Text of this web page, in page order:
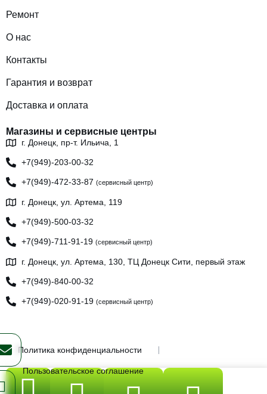
Ремонт
О нас
Контакты
Гарантия и возврат
Доставка и оплата
Магазины и сервисные центры
г. Донецк, пр-т. Ильича, 1
+7(949)-203-00-32
+7(949)-472-33-87(сервисный центр)
г. Донецк, ул. Артема, 119
+7(949)-500-03-32
+7(949)-711-91-19(сервисный центр)
г. Донецк, ул. Артема, 130, ТЦ Донецк Сити, первый этаж
+7(949)-840-00-32
+7(949)-020-91-19(сервисный центр)
Политика конфиденциальности
Пользовательское соглашение
ИП Бывшев Олег Юрьевич, ИНН: 930300189537, ОГРНИП: